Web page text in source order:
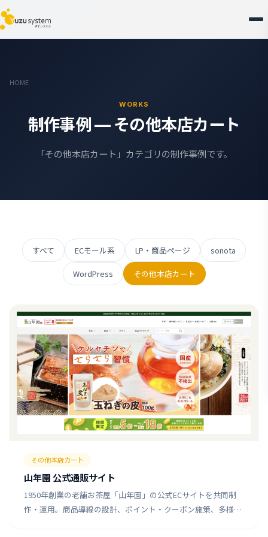
HOME
WORKS
制作事例 — その他本店カート
「その他本店カート」カテゴリの制作事例です。
すべて ECモール系 LP・商品ページ sonota
WordPress その他本店カート
その他本店カート
山年園 公式通販サイト
1950年創業の老舗お茶屋「山年園」の公式ECサイトを共同制
作・運用。商品導線の設計、ポイント・クーポン施策、多様な